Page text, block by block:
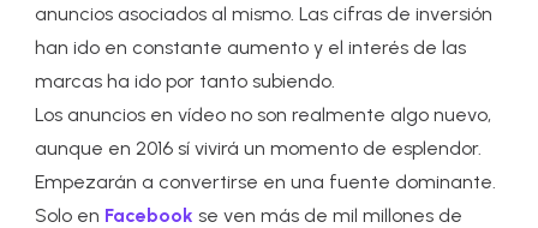
anuncios asociados al mismo. Las cifras de inversión
han ido en constante aumento y el interés de las
marcas ha ido por tanto subiendo.
Los anuncios en vídeo no son realmente algo nuevo,
aunque en 2016 sí vivirá un momento de esplendor.
Empezarán a convertirse en una fuente dominante.
Solo en Facebook se ven más de mil millones de